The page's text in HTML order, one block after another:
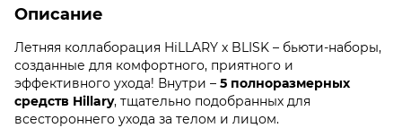
Описание
Летняя коллаборация HiLLARY x BLISK – бьюти-наборы,
созданные для комфортного, приятного и
эффективного ухода! Внутри – 5 полноразмерных
средств Hillary, тщательно подобранных для
всестороннего ухода за телом и лицом.